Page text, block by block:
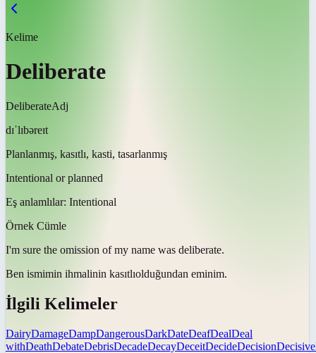
Kelime
Deliberate
DeliberateAdj
dɪˈlɪbəreɪt
Planlanmış, kasıtlı, kasti, tasarlanmış
Intentional or planned
Eş anlamlılar: Intentional
Örnek Cümle
I'm sure the omission of my name was deliberate.
Ben ismimin ihmalinin kasıtlıolduğundan eminim.
İlgili Kelimeler
DairyDamageDampDangerousDarkDateDeafDealDeal
withDeathDebateDebrisDecadeDecayDeceitDecideDecisionDecisive